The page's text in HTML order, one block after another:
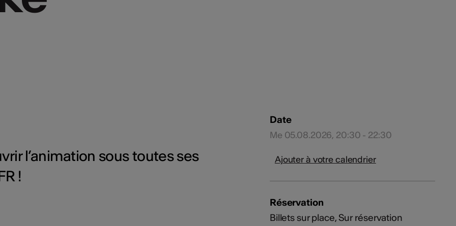
l’animation sous toutes ses
!
Date
Me 05.08.2026, 20:30 - 22:30
Ajouter à votre calendrier
Réservation
Billets sur place, Sur réservation